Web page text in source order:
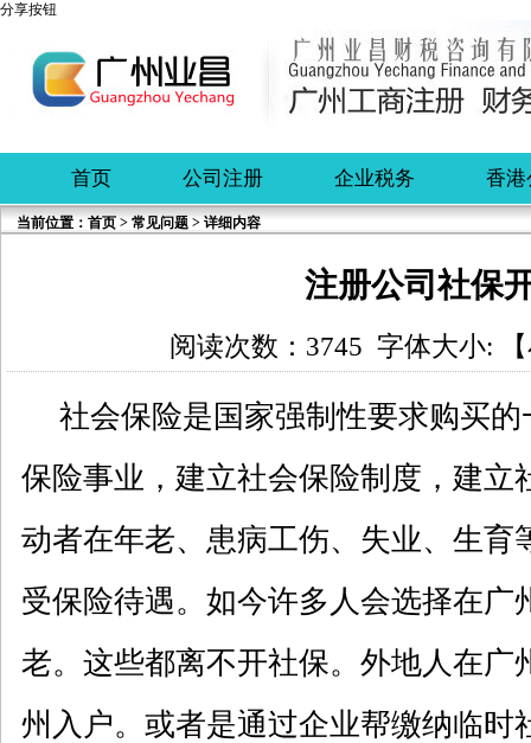
分享按钮
首页 公司注册 企业税务 香港
当前位置： 首页 > 常见问题 > 详细内容
注册公司社保
阅读次数：3745 字体大小: 【
社会保险是国家强制性要求购买
保险事业，建立社会保险制度，建立
动者在年老、患病工伤、失业、生育
受保险待遇。如今许多人会选择在广
老。这些都离不开社保。外地人在广
州入户。或者是通过企业帮缴纳临时